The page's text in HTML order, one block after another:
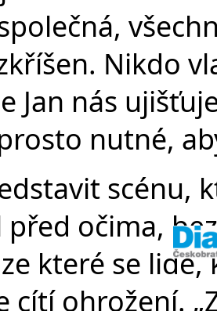
Nikdo
Jan nás
nutné,
scénu,
před očima,
které se
cítí ohrožení.